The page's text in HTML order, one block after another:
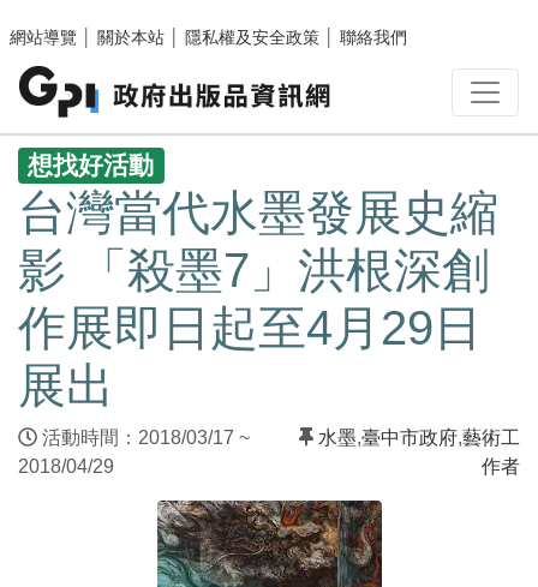
網站導覽
關於本站 隱私權及安全政策 聯絡我們
:::
想找好活動
台灣當代水墨發展史縮
影 「殺墨7」洪根深創
作展即日起至4月29日
展出
活動時間：2018/03/17 ~
2018/04/29
水墨,臺中市政府,藝術工
作者